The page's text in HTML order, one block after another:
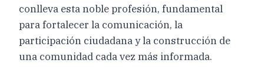
conlleva esta noble profesión, fundamental
para fortalecer la comunicación, la
participación ciudadana y la construcción de
una comunidad cada vez más informada.